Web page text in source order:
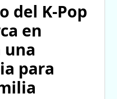
del K-Pop
en
una
para